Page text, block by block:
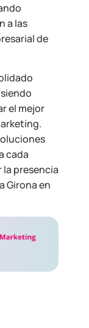
a las
de
siendo
el mejor
cada
presencia
Girona en